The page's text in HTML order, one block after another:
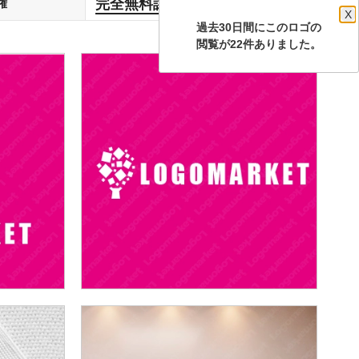
過去30日間にこのロゴの
X
閲覧が22件ありました。